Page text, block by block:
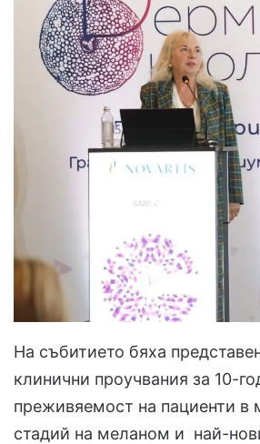
На събитието бяха
клинични проучвания за 10-
преживяемост на пациенти в
стадий на меланом и най-